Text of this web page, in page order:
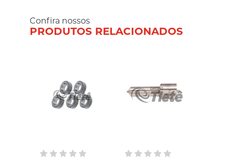
Confira nossos
PRODUTOS RELACIONADOS